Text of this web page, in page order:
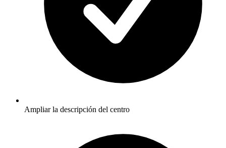
Ampliar la descripción del centro